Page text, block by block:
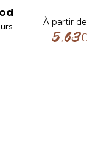
À partir de
5.63€